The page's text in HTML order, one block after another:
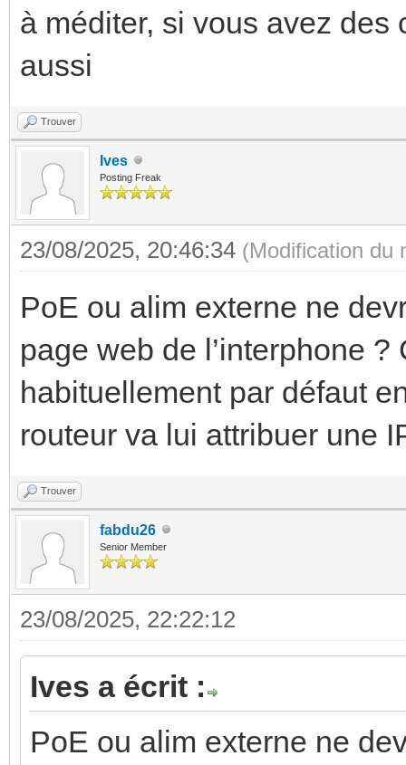
à méditer, si vous avez
aussi
Trouver
Ives
Posting Freak
23/08/2025, 20:46:34 (Modification du
PoE ou alim externe ne
page web de l’interphone ?
habituellement par défaut
routeur va lui attribuer une
Trouver
fabdu26
Senior Member
23/08/2025, 22:22:12
Ives a écrit :
PoE ou alim externe ne